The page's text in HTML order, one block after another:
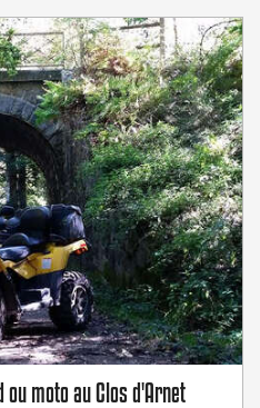
moto au Clos d'Arnet